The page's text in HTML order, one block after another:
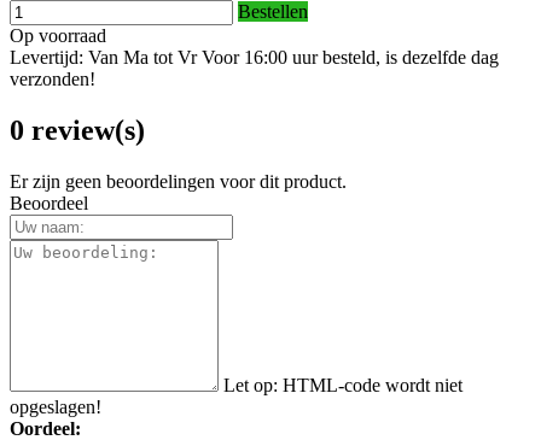
Bestellen
Op voorraad
Levertijd: Van Ma tot Vr Voor 16:00 uur besteld, is dezelfde dag
verzonden!
0 review(s)
Er zijn geen beoordelingen voor dit product.
Beoordeel
Let op: HTML-code wordt niet
opgeslagen!
Oordeel: